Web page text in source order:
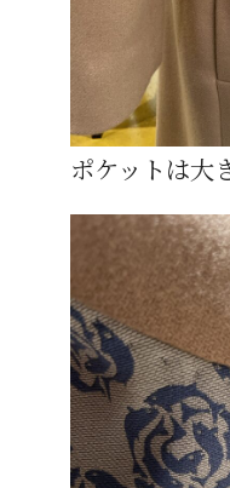
ポケットは大